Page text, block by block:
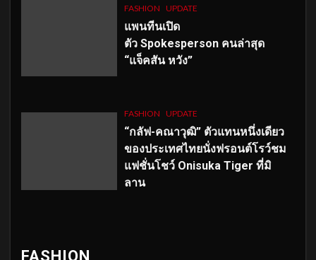
FASHION UPDATE
แพนทีนเปิด
ตัว Spokesperson คนล่าสุด
“แจ็คสัน หวัง”
FASHION UPDATE
“กลัฟ-คณาวุฒิ” ตัวแทนหนึ่งเดียว
ของประเทศไทยนั่งฟรอนต์โรว์ชม
แฟชั่นโชว์ Onisuka Tiger ที่มิ
ลาน
FASHION